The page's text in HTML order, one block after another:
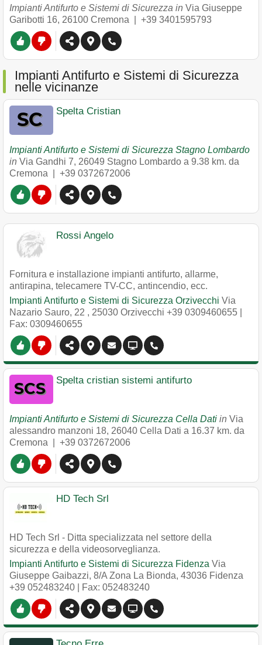
Impianti Antifurto e Sistemi di Sicurezza in Via Giuseppe
Garibotti 16, 26100 Cremona +39 3401595793
Impianti Antifurto e Sistemi di Sicurezza
nelle vicinanze
Spelta Cristian
Impianti Antifurto e Sistemi di Sicurezza Stagno Lombardo
in Via Gandhi 7, 26049 Stagno Lombardo a 9.38 km. da
Cremona | +39 0372672006
Rossi Angelo
Fornitura e installazione impianti antifurto, allarme,
antirapina, telecamere TV-CC, antincendio, ecc.
Impianti Antifurto e Sistemi di Sicurezza Orzivecchi Via
Nazario Sauro, 22 , 25030 Orzivecchi +39 0309460655
Fax: 0309460655
Spelta cristian sistemi antifurto
Impianti Antifurto e Sistemi di Sicurezza Cella Dati in Via
alessandro manzoni 18, 26040 Cella Dati a 16.37 km. da
Cremona | +39 0372672006
HD Tech Srl
HD Tech Srl - Ditta specializzata nel settore della
sicurezza e della videosorveglianza.
Impianti Antifurto e Sistemi di Sicurezza Fidenza Via
Giuseppe Gaibazzi, 8/A Zona La Bionda, 43036 Fidenza
+39 052483240 | Fax: 052483240